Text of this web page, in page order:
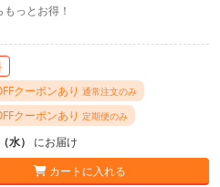
っとお得！
クーポンあり 通常注文のみ
クーポンあり 定期便のみ
水） にお届け
カートに入れる